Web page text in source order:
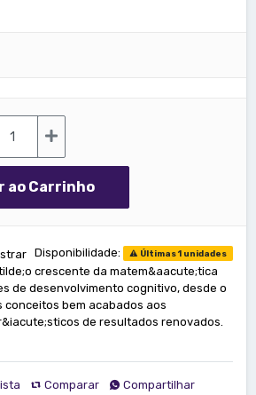
ao Carrinho
Disponibilidade: Últimas 1 unidades
crescente da matem&aacute;tica
de desenvolvimento cognitivo, desde o
bem acabados aos
de resultados renovados.
Comparar Compartilhar